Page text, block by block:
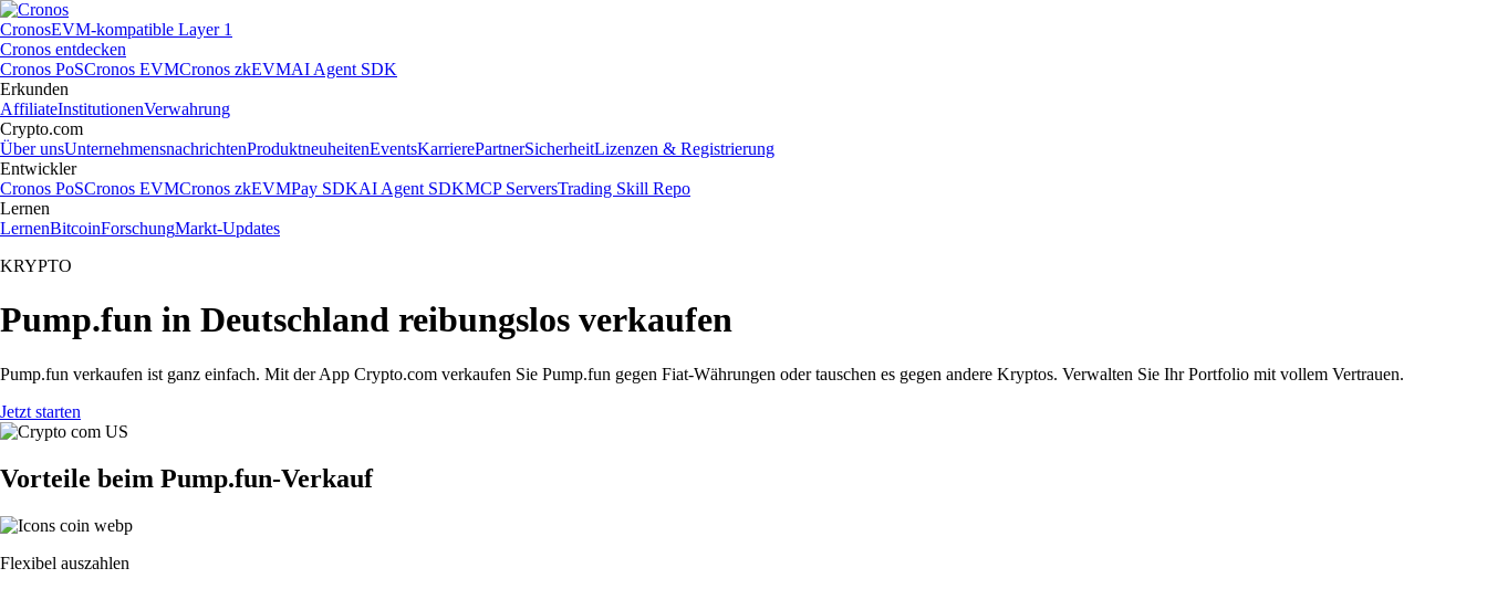
CronosEVM-kompatible Layer 1
Cronos entdecken
Cronos PoSCronos EVMCronos zkEVMAI Agent SDK
Erkunden
AffiliateInstitutionenVerwahrung
Crypto.com
Über unsUnternehmensnachrichtenProduktneuheitenEventsKarrierePartnerSicherheitLizenzen & Registrierung
Entwickler
Cronos PoSCronos EVMCronos zkEVMPay SDKAI Agent SDKMCP ServersTrading Skill Repo
Lernen
LernenBitcoinForschungMarkt-Updates
KRYPTO
Pump.fun in Deutschland reibungslos verkaufen
Pump.fun verkaufen ist ganz einfach. Mit der App Crypto.com verkaufen Sie Pump.fun gegen Fiat-Währungen oder tauschen es gegen andere Kryptos. Verwalten Sie Ihr Portfolio mit vollem Vertrauen.
Jetzt starten
Vorteile beim Pump.fun-Verkauf
Flexibel auszahlen